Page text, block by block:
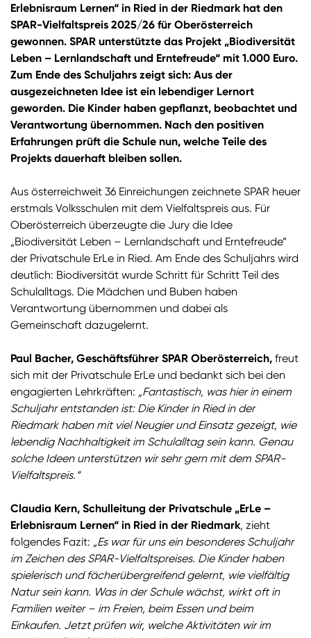
Erlebnisraum Lernen“ in Ried in der Riedmark hat den
SPAR-Vielfaltspreis 2025/26 für Oberösterreich
gewonnen. SPAR unterstützte das Projekt „Biodiversität
Leben – Lernlandschaft und Erntefreude“ mit 1.000 Euro.
Zum Ende des Schuljahrs zeigt sich: Aus der
ausgezeichneten Idee ist ein lebendiger Lernort
geworden. Die Kinder haben gepflanzt, beobachtet und
Verantwortung übernommen. Nach den positiven
Erfahrungen prüft die Schule nun, welche Teile des
Projekts dauerhaft bleiben sollen.
Aus österreichweit 36 Einreichungen zeichnete SPAR heuer
erstmals Volksschulen mit dem Vielfaltspreis aus. Für
Oberösterreich überzeugte die Jury die Idee
„Biodiversität Leben – Lernlandschaft und Erntefreude“
der Privatschule ErLe in Ried. Am Ende des Schuljahrs wird
deutlich: Biodiversität wurde Schritt für Schritt Teil des
Schulalltags. Die Mädchen und Buben haben
Verantwortung übernommen und dabei als
Gemeinschaft dazugelernt.
Paul Bacher, Geschäftsführer SPAR Oberösterreich, freut
sich mit der Privatschule ErLe und bedankt sich bei den
engagierten Lehrkräften: „Fantastisch, was hier in einem
Schuljahr entstanden ist: Die Kinder in Ried in der
Riedmark haben mit viel Neugier und Einsatz gezeigt, wie
lebendig Nachhaltigkeit im Schulalltag sein kann. Genau
solche Ideen unterstützen wir sehr gern mit dem SPAR-
Vielfaltspreis.“
Claudia Kern, Schulleitung der Privatschule „ErLe –
Erlebnisraum Lernen“ in Ried in der Riedmark, zieht
folgendes Fazit: „Es war für uns ein besonderes Schuljahr
im Zeichen des SPAR-Vielfaltspreises. Die Kinder haben
spielerisch und fächerübergreifend gelernt, wie vielfältig
Natur sein kann. Was in der Schule wächst, wirkt oft in
Familien weiter – im Freien, beim Essen und beim
Einkaufen. Jetzt prüfen wir, welche Aktivitäten wir im